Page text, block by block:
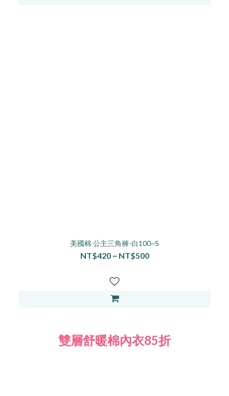
美國棉 公主三角褲-白100~S
NT$420 ~ NT$500
雙層舒暖棉內衣85折